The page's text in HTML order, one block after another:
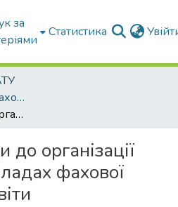
за
Статистика
ВСП Бердянський фаховий коледж ТДАТУ
Сучасні підходи до організації навчання в закладах фахової передвищої освіти
до організації
фахової